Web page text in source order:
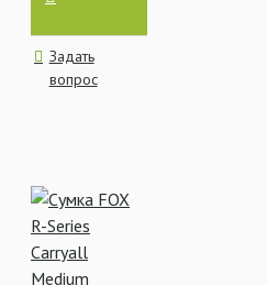
Задать
вопрос